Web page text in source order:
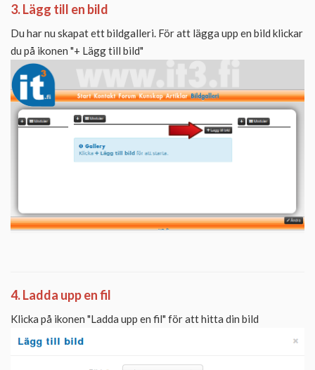
3. Lägg till en bild
Du har nu skapat ett bildgalleri. För att lägga upp en bild klickar
du på ikonen "+ Lägg till bild"
4. Ladda upp en fil
Klicka på ikonen "Ladda upp en fil" för att hitta din bild